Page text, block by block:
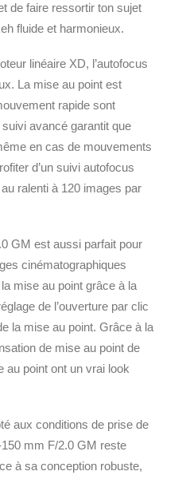
de faire ressortir ton sujet
fluide et harmonieux.
linéaire XD, l’autofocus
La mise au point est
rapide sont
avancé garantit que
en cas de mouvements
d’un suivi autofocus
ralenti à 120 images par
GM est aussi parfait pour
cinématographiques
mise au point grâce à la
de l’ouverture par clic
la mise au point. Grâce à la
de mise au point de
au point ont un vrai look
aux conditions de prise de
mm F/2.0 GM reste
à sa conception robuste,